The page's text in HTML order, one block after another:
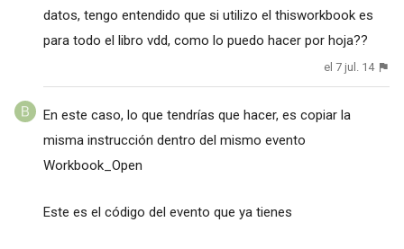
datos, tengo entendido que si utilizo el thisworkbook es
para todo el libro vdd, como lo puedo hacer por hoja??
el 7 jul. 14
En este caso, lo que tendrías que hacer, es copiar la
misma instrucción dentro del mismo evento
Workbook_Open
Este es el código del evento que ya tienes